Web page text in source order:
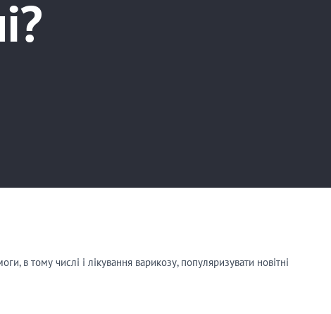
в тому числі і лікування варикозу, популяризувати новітні